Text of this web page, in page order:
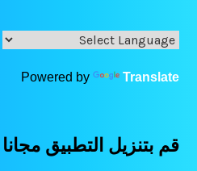
Powered by Translate
قم بتنزيل التطبيق مجانا